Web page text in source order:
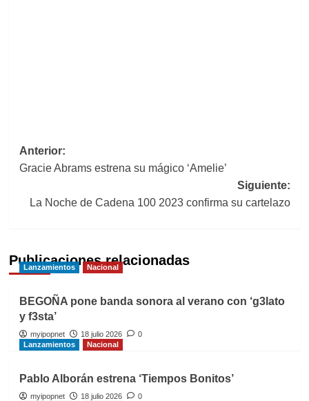
Navegación
de
entradas
Anterior:
Gracie Abrams estrena su mágico ‘Amelie’
Siguiente:
La Noche de Cadena 100 2023 confirma su cartelazo
Publicaciones relacionadas
Lanzamientos Nacional
BEGOÑA pone banda sonora al verano con ‘g3lato
y f3sta’
myipopnet 18 julio 2026
0
Lanzamientos
Nacional
Pablo Alborán estrena ‘Tiempos Bonitos’
myipopnet 18 julio 2026
0